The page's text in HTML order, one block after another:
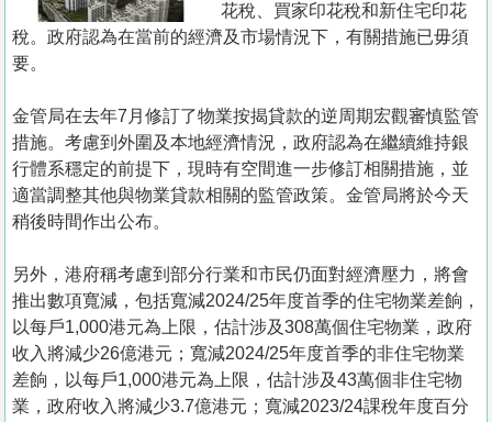
手
冊
於
我
們
花稅、買家印花稅和新住宅印花
稅。政府認為在當前的經濟及市場情況下，有關措施已毋須
要。
金管局在去年7月修訂了物業按揭貸款的逆周期宏觀審慎監管
措施。考慮到外圍及本地經濟情況，政府認為在繼續維持銀
行體系穩定的前提下，現時有空間進一步修訂相關措施，並
適當調整其他與物業貸款相關的監管政策。金管局將於今天
稍後時間作出公布。
另外，港府稱考慮到部分行業和市民仍面對經濟壓力，將會
推出數項寬減，包括寬減2024/25年度首季的住宅物業差餉，
以每戶1,000港元為上限，估計涉及308萬個住宅物業，政府
收入將減少26億港元；寬減2024/25年度首季的非住宅物業
差餉，以每戶1,000港元為上限，估計涉及43萬個非住宅物
業，政府收入將減少3.7億港元；寬減2023/24課稅年度百分